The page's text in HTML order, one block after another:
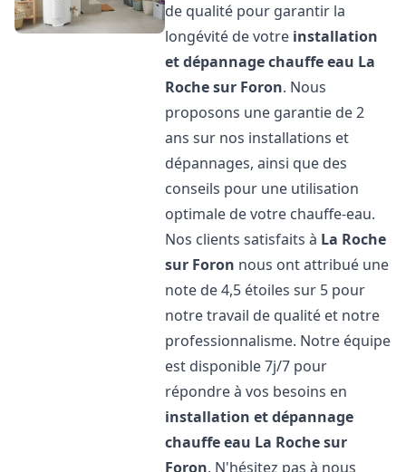
de qualité pour garantir la
longévité de votre installation
et dépannage chauffe eau La
Roche sur Foron. Nous
proposons une garantie de 2
ans sur nos installations et
dépannages, ainsi que des
conseils pour une utilisation
optimale de votre chauffe-eau.
Nos clients satisfaits à La Roche
sur Foron nous ont attribué une
note de 4,5 étoiles sur 5 pour
notre travail de qualité et notre
professionnalisme. Notre équipe
est disponible 7j/7 pour
répondre à vos besoins en
installation et dépannage
chauffe eau La Roche sur
Foron. N'hésitez pas à nous